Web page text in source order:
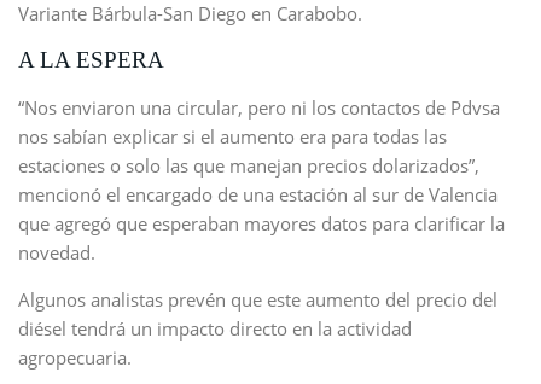
Variante Bárbula-San Diego en Carabobo.
A LA ESPERA
“Nos enviaron una circular, pero ni los contactos de Pdvsa
nos sabían explicar si el aumento era para todas las
estaciones o solo las que manejan precios dolarizados”,
mencionó el encargado de una estación al sur de Valencia
que agregó que esperaban mayores datos para clarificar la
novedad.
Algunos analistas prevén que este aumento del precio del
diésel tendrá un impacto directo en la actividad
agropecuaria.